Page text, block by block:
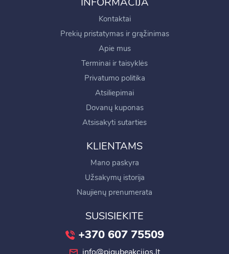
Kontaktai
Prekių pristatymas ir grąžinimas
Apie mus
Terminai ir taisyklės
Privatumo politika
Atsiliepimai
Dovanų kuponas
Atsisakyti sutarties
KLIENTAMS
Mano paskyra
Užsakymų istorija
Naujienų prenumerata
SUSISIEKITE
+370 607 75509